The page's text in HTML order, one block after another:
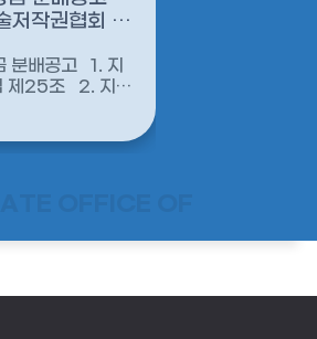
저작권협회 협
공고 1. 지